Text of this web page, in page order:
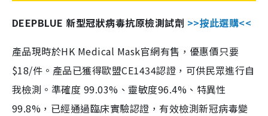
DEEPBLUE 新型冠狀病毒抗原檢測試劑 >>按此選購<<
產品現時於HK Medical Mask官網有售，優惠價只要
$18/件。產品已獲得歐盟CE1434認證，可供民眾進行自
我檢測。準確度 99.03%、靈敏度96.4%、特異性
99.8%，已經通過臨床實驗認證，有效檢測新冠病毒變